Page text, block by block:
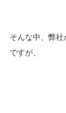
そんな中、弊
ですが、